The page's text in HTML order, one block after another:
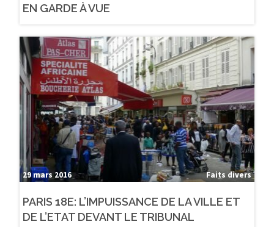
EN GARDE À VUE
29 mars 2016 Faits divers
PARIS 18E: L’IMPUISSANCE DE LA VILLE ET
DE L’ETAT DEVANT LE TRIBUNAL